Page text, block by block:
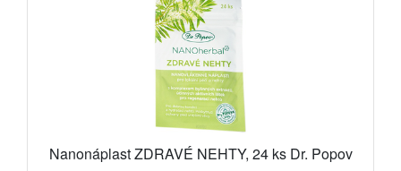
Nanonáplast ZDRAVÉ NEHTY, 24 ks Dr. Popov